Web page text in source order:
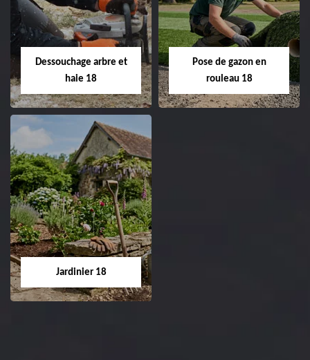
Entreprise taille de haie
18 Cher tel:
02.52.56.49.40
de pelouse 18
Entreprise tonte et
Cher tel: 02.52.56.49.40
Dessouchage arbre et
haie 18
Dessouchage arbre
et haie 18
Entreprise dessouchage
arbre et haie 18 Cher
Pose de gazon en
rouleau 18
Jardinier 18